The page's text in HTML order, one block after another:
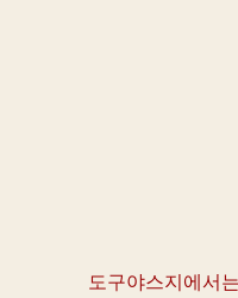
도구야스지에서